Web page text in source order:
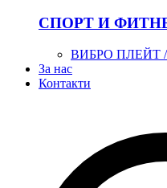
СПОРТ И
ВИБРО ПЛЕЙТ
За нас
Контакти